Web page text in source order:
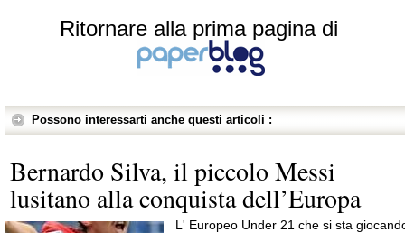
Ritornare alla prima pagina di
Possono interessarti anche questi articoli :
Bernardo Silva, il piccolo Messi
lusitano alla conquista dell’Europa
L' Europeo Under 21 che si sta